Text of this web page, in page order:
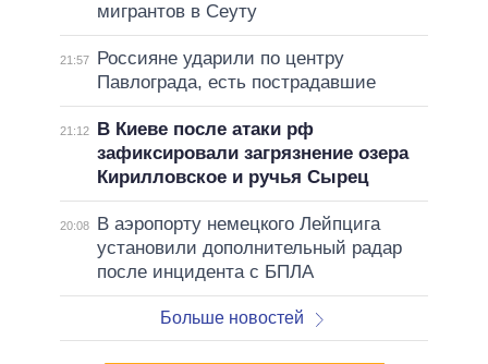
мигрантов в Сеуту
21:57
Россияне ударили по центру
Павлограда, есть пострадавшие
21:12
В Киеве после атаки рф
зафиксировали загрязнение озера
Кирилловское и ручья Сырец
20:08
В аэропорту немецкого Лейпцига
установили дополнительный радар
после инцидента с БПЛА
Больше новостей